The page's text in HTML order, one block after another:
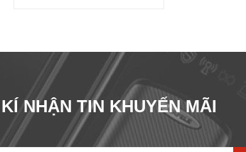
NHẬN TIN KHUYẾN MÃI